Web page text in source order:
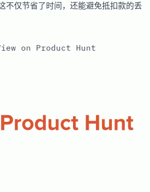
不仅节省了时间，还能避免抵扣款的丢
on Product Hunt